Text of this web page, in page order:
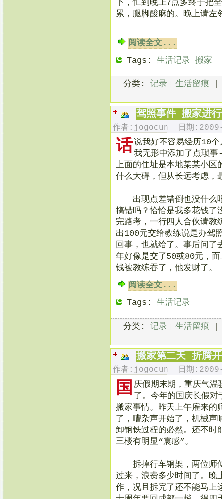
下，忙到晚上7点多终于把
累，腿脚酸麻的。晚上请左
阅读全文...
Tags:生活记录 搬家
分类: 记录┊生活留痕
驾照事件 搬家进
作者:jogocun 日期
话说我好不容易经历10
我无形中添加了点琐
上面的住址是本地某某小区
什么大碍，但从长远考虑，
出现点差错倒也没什么吧
搞错吗？恰恰是我多花钱了
完路考，一行四人合伙请教
出100元交给教练说是办驾
回事，也就给了。事后问了
年好像是交了50或80元，
钱被教练吞了，他发财了。
阅读全文...
Tags:生活记录
分类: 记录┊生活留痕
搬家第二天 折腾
作者:jogocun 日期
国 庆假期末期，重庆气温
了。今年的国庆长假对
搬家事情。昨天上午雇来的
了，嘈杂声开始了，机械声
卸钢铁过程的必然。还不时
三楼有明显“震感”。
拆掉行车钢架，两位师傅
过来，浪费多少时间了。晚
作，况且拆完了还不能马上